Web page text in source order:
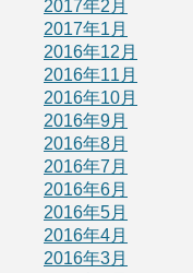
2017年2月
2017年1月
2016年12月
2016年11月
2016年10月
2016年9月
2016年8月
2016年7月
2016年6月
2016年5月
2016年4月
2016年3月